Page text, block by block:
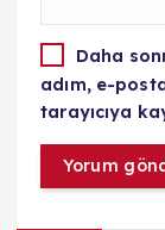
Daha
adım, e-
tarayıcıya